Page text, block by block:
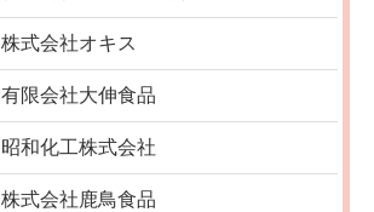
株式会社オキス
有限会社大伸食品
昭和化工株式会社
株式会社鹿鳥食品